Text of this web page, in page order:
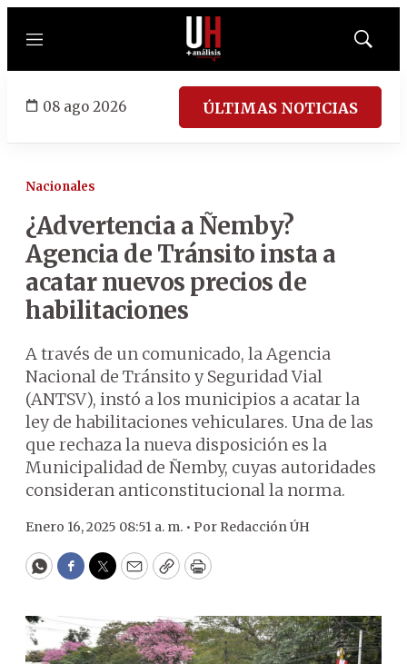
Menú
Mostrar
08 ago 2026 ÚLTIMAS NOTICIAS
Nacionales
¿Advertencia a Ñemby?
Agencia de Tránsito insta a
acatar nuevos precios de
habilitaciones
A través de un comunicado, la Agencia
Nacional de Tránsito y Seguridad Vial
(ANTSV), instó a los municipios a acatar la
ley de habilitaciones vehiculares. Una de las
que rechaza la nueva disposición es la
Municipalidad de Ñemby, cuyas autoridades
consideran anticonstitucional la norma.
Enero 16, 2025 08:51 a. m. • Por Redacción ÚH
WhatsApp
Facebook
Twitter
EmailCopyPrint